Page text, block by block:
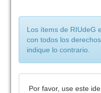
Los ítems de RIUdeG
con todos los
indique lo contrario.
Por favor, use este